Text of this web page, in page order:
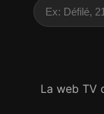
La web TV